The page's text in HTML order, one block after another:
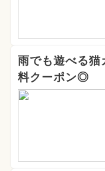
雨でも遊べる猫
料クーポン◎